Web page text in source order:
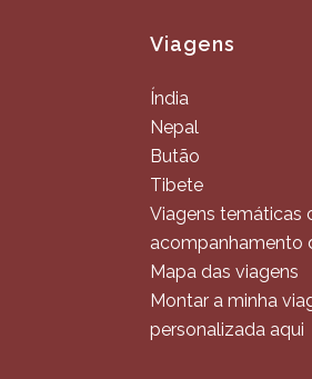
Viagens
Índia
Nepal
Butão
Tibete
Viagens temáticas
acompanhamento
Mapa das viagens
Montar a minha
personalizada aqui